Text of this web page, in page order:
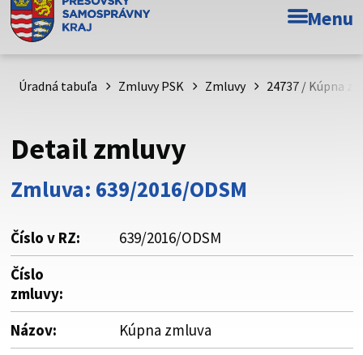
Doména psk.sk je oficiálna
Toto je oficiálna webová stránka Prešovského
psk.sk.
Buďte pozorní a vždy sa uistite, že zdieľate informácie iba
cez zabezpečenú webovú stránku. Zabezpečená stránka
vždy začína https:// pred názvom domény webového sídla.
Menu
Úradná tabuľa Zmluvy PSK Zmluvy 24737 / Kúpna
Detail zmluvy
Zmluva: 639/2016/ODSM
Číslo v RZ:
639/2016/ODSM
Číslo
zmluvy:
Názov:
Kúpna zmluva